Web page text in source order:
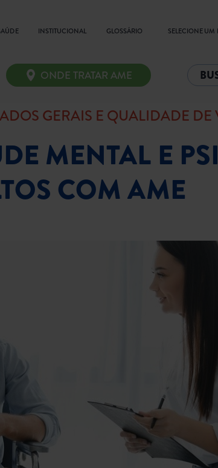
INSTITUCIONAL GLOSSÁRIO SELECIONE UM
ONDE TRATAR AME
GERAIS E QUALIDADE DE
MENTAL E
COM AME